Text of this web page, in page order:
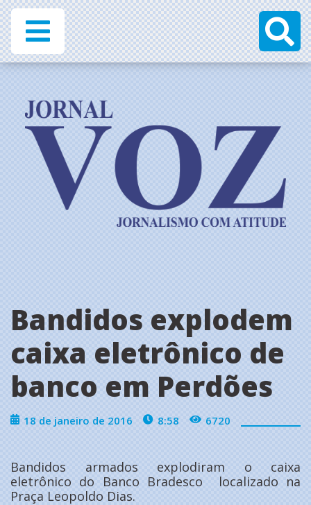
Bandidos explodem
caixa eletrônico de
banco em Perdões
18 de janeiro de 2016 8:58 6720
Bandidos armados explodiram o caixa
eletrônico do Banco Bradesco localizado na
Praça Leopoldo Dias.